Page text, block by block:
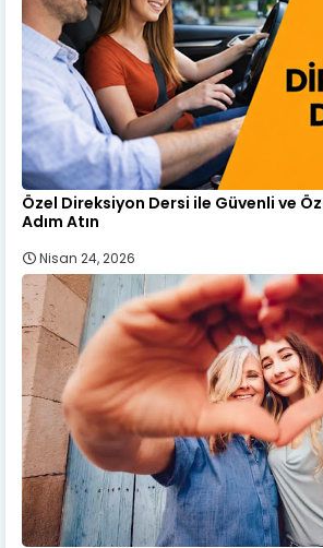
Özel Direksiyon Dersi ile Güvenli ve
Adım Atın
Nisan 24, 2026